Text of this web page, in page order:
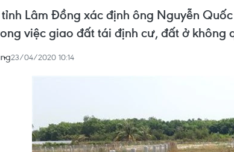
Lâm Đồng xác định ông Nguyễn
việc giao đất tái định cư, đất ở không
23/04/2020 10:14